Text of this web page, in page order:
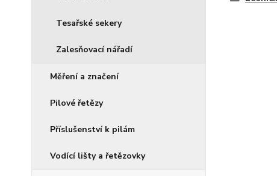
Tesařské sekery
Zalesňovací nářadí
Měření a značení
Pilové řetězy
Příslušenství k pilám
Vodící lišty a řetězovky